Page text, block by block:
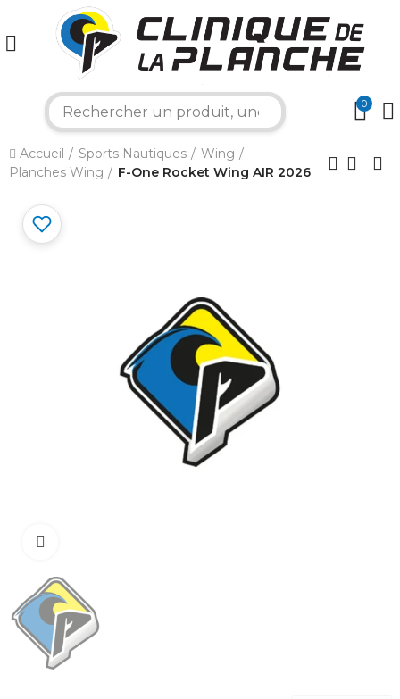
0
Accueil Sports Nautiques
Wing
Planches Wing
F-One Rocket Wing AIR 2026
×
Bonjour ! Je suis votre expert nautique.